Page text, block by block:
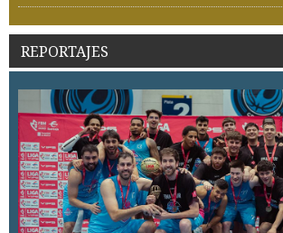
REPORTAJES